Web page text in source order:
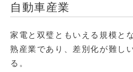
自動車産業
家電と双璧ともいえる規模と
熟産業であり、差別化が難し
る。